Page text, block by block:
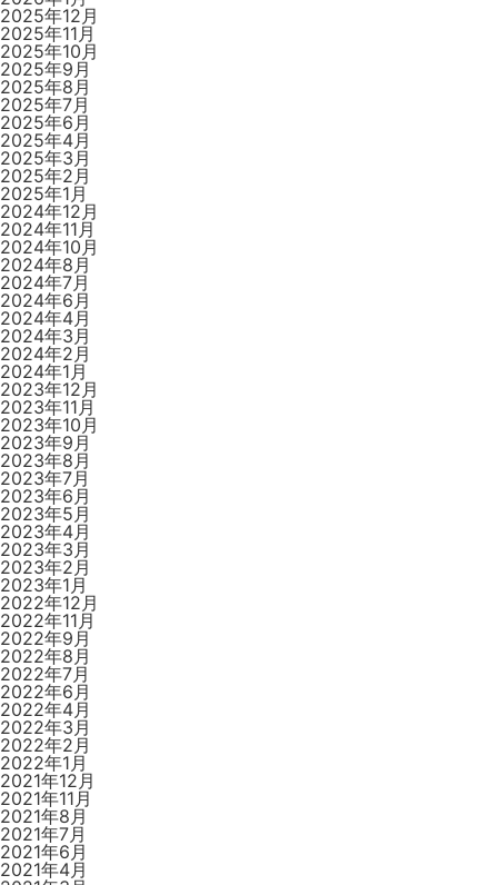
2025年12月
2025年11月
2025年10月
2025年9月
2025年8月
2025年7月
2025年6月
2025年4月
2025年3月
2025年2月
2025年1月
2024年12月
2024年11月
2024年10月
2024年8月
2024年7月
2024年6月
2024年4月
2024年3月
2024年2月
2024年1月
2023年12月
2023年11月
2023年10月
2023年9月
2023年8月
2023年7月
2023年6月
2023年5月
2023年4月
2023年3月
2023年2月
2023年1月
2022年12月
2022年11月
2022年9月
2022年8月
2022年7月
2022年6月
2022年4月
2022年3月
2022年2月
2022年1月
2021年12月
2021年11月
2021年8月
2021年7月
2021年6月
2021年4月